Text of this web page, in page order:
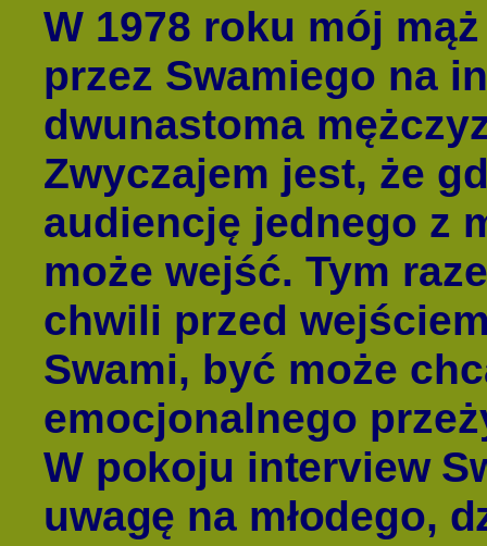
W 1978 roku mój
przez Swamiego na
dwunastoma
Zwyczajem jest, że
audiencję jednego z
może wejść. Tym
chwili przed
Swami, być może
emocjonalnego
W pokoju interview
uwagę na młodego,